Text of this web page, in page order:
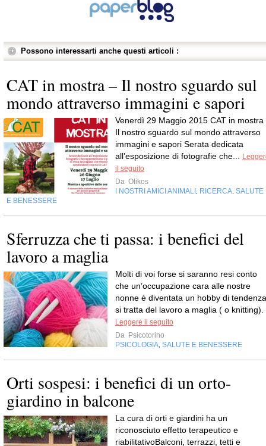
Possono interessarti anche questi articoli :
CAT in mostra – Il nostro sguardo sul
mondo attraverso immagini e sapori
Venerdì 29 Maggio 2015 CAT in mostra
Il nostro sguardo sul mondo attraverso
immagini e sapori Serata dedicata
all’esposizione di fotografie che...
il seguito
Da Olikos
I NOSTRI AMICI ANIMALI
RICERCA SALUTE
E BENESSERE
Sferruzza che ti passa: i benefici del
lavoro a maglia
Molti di voi forse si saranno resi conto
che un’occupazione cara alle nostre
nonne è diventata un hobby di
si tratta del lavoro a maglia ( o knitting).
Leggere il seguito
Da Psicotorino
PSICOLOGIA SALUTE E BENESSERE
Orti sospesi: i benefici di un orto-
giardino in balcone
La cura di orti e giardini ha un
riconosciuto effetto terapeutico e
riabilitativoBalconi, terrazzi, tetti e